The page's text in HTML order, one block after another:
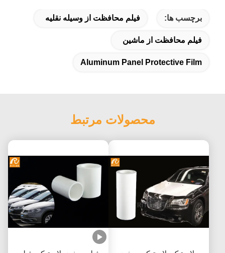
برچسب ها: فیلم محافظت از وسیله نقلیه
فیلم محافظت از ماشین
Aluminum Panel Protective Film
محصولات مرتبط